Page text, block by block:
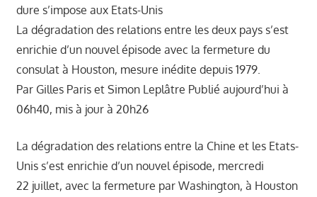
າ
ນ
dure s’impose aux Etats-Unis
La dégradation des relations entre les deux pays s’est
enrichie d’un nouvel épisode avec la fermeture du
consulat à Houston, mesure inédite depuis 1979.
Par Gilles Paris et Simon Leplâtre Publié aujourd’hui à
06h40, mis à jour à 20h26
La dégradation des relations entre la Chine et les Etats-
Unis s’est enrichie d’un nouvel épisode, mercredi
22 juillet, avec la fermeture par Washington, à Houston